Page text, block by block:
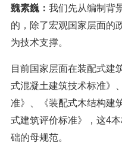
魏素巍： 我们先从编制背
的，除了宏观国家层面的
为技术支撑。
目前国家层面在装配式建
式混凝土建筑技术标准》
准》、《装配式木结构建
式建筑评价标准》，这4
础的母规范。